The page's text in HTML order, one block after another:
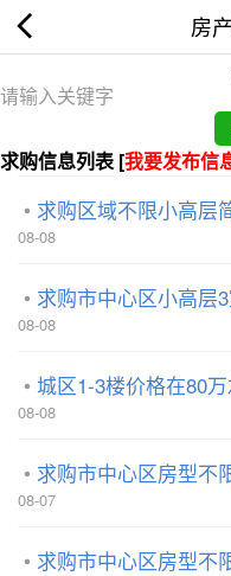
房
求购信息列表 [我要发布信
求购区域不限小高层
08-08
求购市中心区小高层
08-08
城区1-3楼价格在80
08-08
求购市中心区房型不
08-07
求购市中心区房型不